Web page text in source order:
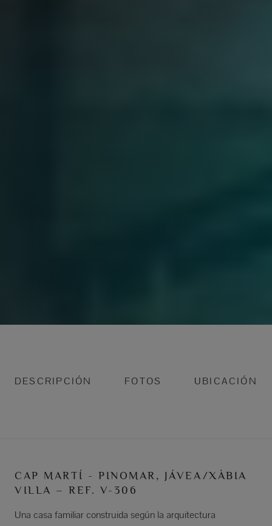
DESCRIPCIÓN FOTOS UBICACIÓN
CAP MARTÍ - PINOMAR, JÁVEA/XÀBIA
VILLA – REF. V-306
Una casa familiar construida según la arquitectura